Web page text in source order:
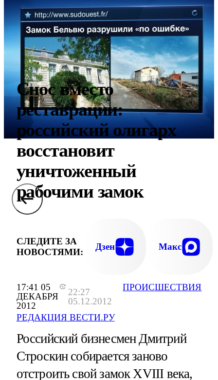
17:41 05
ДЕКАБРЯ
2012
22:27
05.12.2012
РЕДАКЦИЯ ВЕСТИ.РУ
ПРОИСШЕСТВИЯ
Снос вместо
реставрации:
российский олигарх
восстановит
уничтоженный
рабочими замок
СЛЕДИТЕ ЗА
НОВОСТЯМИ:
Дзен Макс
Российский бизнесмен Дмитрий
Строскин собирается заново
отстроить свой замок XVIII века,